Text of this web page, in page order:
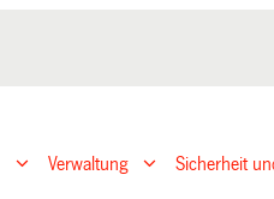
Verwaltung Sicherheit